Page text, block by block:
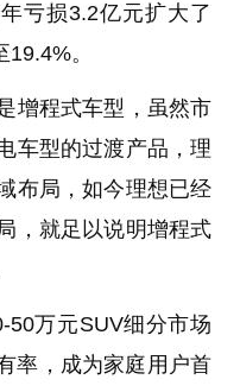
亏损3.2亿元扩大了
。
增程式车型，虽然市
车型的过渡产品，理
布局，如今理想已经
，就足以说明增程式
50万元SUV细分市场
率，成为家庭用户首